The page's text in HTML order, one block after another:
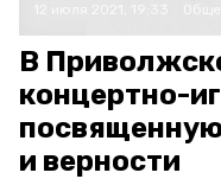
В
концертно-
и верности